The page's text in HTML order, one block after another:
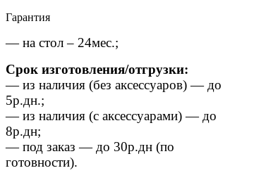
Гарантия
— на стол – 24мес.;
Срок изготовления/отгрузки:
— из наличия (без аксессуаров) — до
5р.дн.;
— из наличия (с аксессуарами) — до
8р.дн;
— под заказ — до 30р.дн (по
готовности).